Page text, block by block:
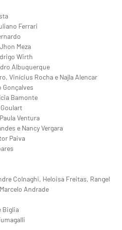
Ferrari
Meza
Wirth
Albuquerque
Vinícius Rocha e Najla Alencar
Gonçalves
Bamonte
Ventura
e Nancy Vergara
Paiva
Colnaghi, Heloisa Freitas, Rangel
Andrade
Biglia